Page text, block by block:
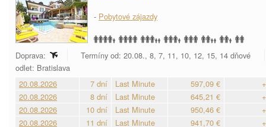
- Pobytové zájazdy
Doprava:
Termíny od: 20.08., 8, 7, 11, 10, 12, 15, 14 dňové
odlet: Bratislava
20.08.2026
7 dní Last Minute 597,09 €
20.08.2026
8 dní Last Minute 645,21 €
20.08.2026
10 dní Last Minute 950,46 €
20.08.2026
11 dní Last Minute 941,70 €